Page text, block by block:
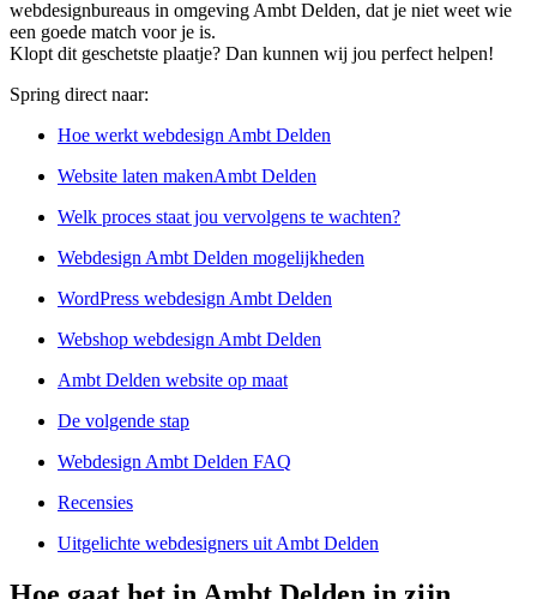
webdesignbureaus in omgeving Ambt Delden, dat je niet weet wie
een goede match voor je is.
Klopt dit geschetste plaatje? Dan kunnen wij jou perfect helpen!
Spring direct naar:
Hoe werkt webdesign Ambt Delden
Website laten makenAmbt Delden
Welk proces staat jou vervolgens te wachten?
Webdesign Ambt Delden mogelijkheden
WordPress webdesign Ambt Delden
Webshop webdesign Ambt Delden
Ambt Delden website op maat
De volgende stap
Webdesign Ambt Delden FAQ
Recensies
Uitgelichte webdesigners uit Ambt Delden